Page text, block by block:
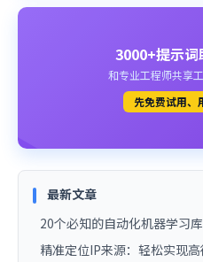
3000+提示
和专业工程师共享
先免费试用
最新文章
20个必知的自动化机器学习
精准定位IP来源：轻松实现